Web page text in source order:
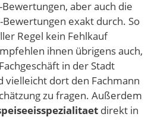
aber auch die
exakt durch. So
Regel kein Fehlkauf
ihnen übrigens auch,
in der Stadt
vielleicht dort den Fachmann
zu fragen. Außerdem
direkt in